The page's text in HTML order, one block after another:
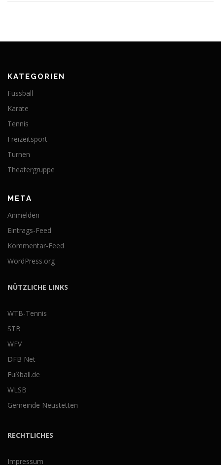
KATEGORIEN
Fussball
Karate
Tennis
Freizeitsport
Turnen
Theatergruppe
META
Anmelden
Eintrags-Feed
Kommentar-Feed
WordPress.org
NÜTZLICHE LINKS
WTB-Tennis
STB
WFV
DFB Net
Fußball.de
WLSB
Gemeinde Neustetten
RECHTLICHES
Impressum